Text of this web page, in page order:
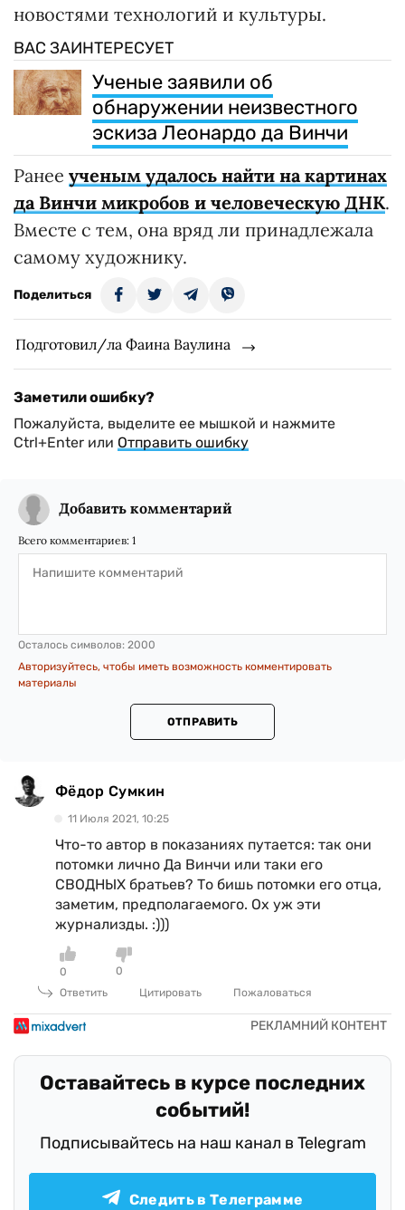
новостями технологий и культуры.
ВАС ЗАИНТЕРЕСУЕТ
Ученые заявили об
обнаружении неизвестного
эскиза Леонардо да Винчи
Ранее ученым удалось найти на картинах
да Винчи микробов и человеческую ДНК.
Вместе с тем, она вряд ли принадлежала
самому художнику.
Поделиться
Подготовил/ла Фаина Ваулина
Заметили ошибку?
Пожалуйста, выделите ее мышкой и нажмите
Ctrl+Enter или Отправить ошибку
Добавить комментарий
Всего комментариев: 1
Осталось символов: 2000
Авторизуйтесь, чтобы иметь возможность комментировать
материалы
ОТПРАВИТЬ
Фёдор Сумкин
11 Июля 2021, 10:25
Что-то автор в показаниях путается: так они
потомки лично Да Винчи или таки его
СВОДНЫХ братьев? То бишь потомки его отца,
заметим, предполагаемого. Ох уж эти
журнализды. :)))
0
0
Ответить
Цитировать Пожаловаться
Оставайтесь в курсе последних
событий!
Подписывайтесь на наш канал в Telegram
Следить в Телеграмме